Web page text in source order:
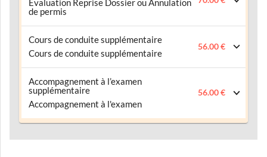
Evaluation Reprise Dossier ou Annulation
de permis
Cours de conduite supplémentaire
Cours de conduite supplémentaire
56.00 €
Accompagnement à l’examen
supplémentaire
Accompagnement à l'examen
56.00 €